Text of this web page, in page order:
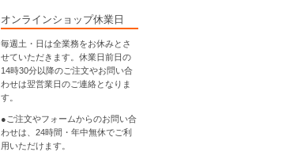
オンラインショップ休業日
毎週土・日は全業務をお休みとさ
せていただきます。休業日前日の
14時30分以降のご注文やお問い合
わせは翌営業日のご連絡となりま
す。
●ご注文やフォームからのお問い合
わせは、 24時間・年中無休でご利
用いただけます。